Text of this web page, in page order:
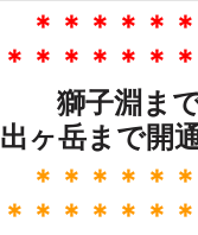
＊＊＊＊＊
＊＊＊＊＊＊
獅子淵まで
出ヶ岳まで開
＊＊＊＊＊
＊＊＊＊＊＊